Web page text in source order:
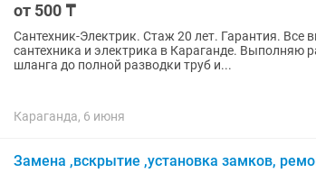
от 500 ₸
Сантехник-Электрик. Стаж 20 лет. Гарантия. Все
сантехника и электрика в Караганде.
шланга до полной разводки труб и...
Караганда, 6 июня
Замена ,вскрытие ,установка замков,